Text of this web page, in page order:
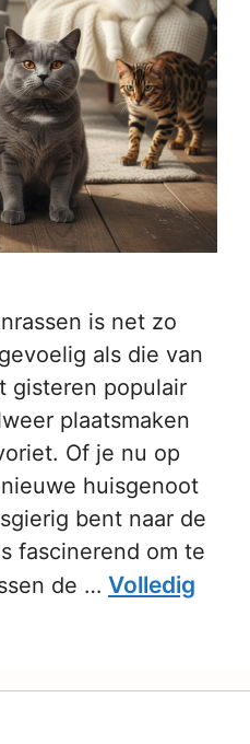
is net zo
als die van
gisteren populair
plaatsmaken
Of je nu op
huisgenoot
bent naar de
fascinerend om te
de … Volledig